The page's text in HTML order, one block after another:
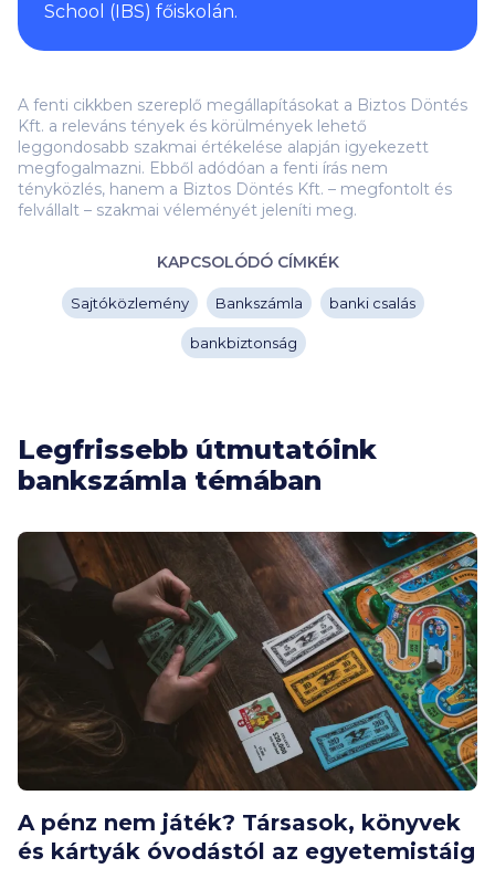
School (IBS) főiskolán.
A fenti cikkben szereplő megállapításokat a Biztos Döntés
Kft. a releváns tények és körülmények lehető
leggondosabb szakmai értékelése alapján igyekezett
megfogalmazni. Ebből adódóan a fenti írás nem
tényközlés, hanem a Biztos Döntés Kft. – megfontolt és
felvállalt – szakmai véleményét jeleníti meg.
KAPCSOLÓDÓ CÍMKÉK
Sajtóközlemény Bankszámla banki csalás
bankbiztonság
Legfrissebb útmutatóink
bankszámla témában
A pénz nem játék? Társasok, könyvek
és kártyák óvodástól az egyetemistáig